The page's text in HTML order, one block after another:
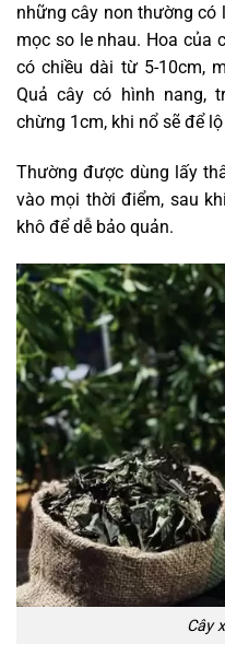
những cây non thường có
mọc so le nhau. Hoa của
có chiều dài từ 5-10cm,
Quả cây có hình nang,
chừng 1cm, khi nổ sẽ để
Thường được dùng lấy
vào mọi thời điểm, sau
khô để dễ bảo quản.
Cây